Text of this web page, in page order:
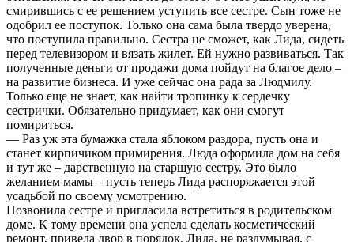
смирившись с ее решением уступить все сестре. Сын тоже не
одобрил ее поступок. Только она сама была твердо уверена,
что поступила правильно. Сестра не сможет, как Лида, сидеть
перед телевизором и вязать жилет. Ей нужно развиваться. Так
полученные деньги от продажи дома пойдут на благое дело –
на развитие бизнеса. И уже сейчас она рада за Людмилу.
Только еще не знает, как найти тропинку к сердечку
сестрички. Обязательно придумает, как они смогут
помириться.
— Раз уж эта бумажка стала яблоком раздора, пусть она и
станет кирпичиком примирения. Люда оформила дом на себя
и тут же – дарственную на старшую сестру. Это было
желанием мамы – пусть теперь Лида распоряжается этой
усадьбой по своему усмотрению.
Позвонила сестре и пригласила встретиться в родительском
доме. К тому времени она успела сделать косметический
ремонт, привела двор в порядок. Лида, не раздумывая, с